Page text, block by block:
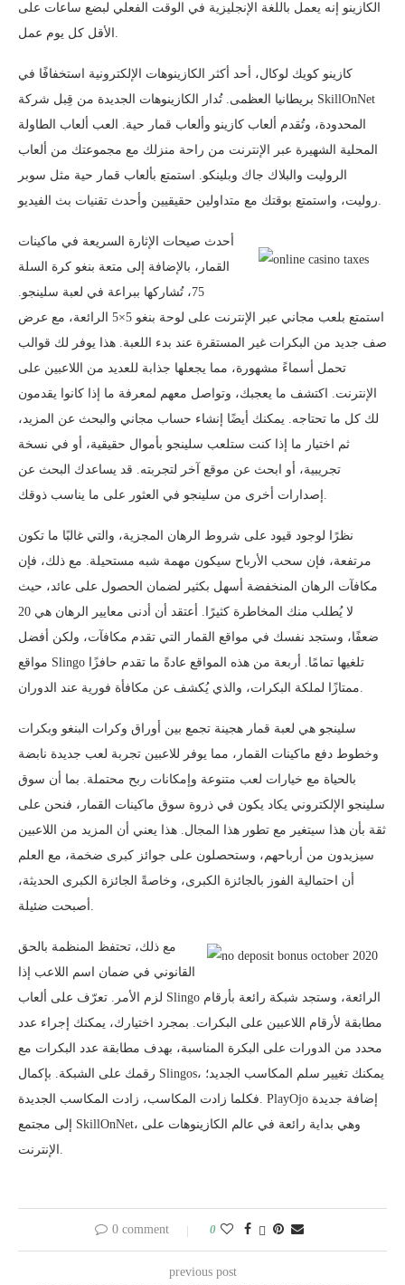
الكازينو إنه يعمل باللغة الإنجليزية في الوقت الفعلي لبضع ساعات على
الأقل كل يوم عمل.
كازينو كويك لوكال، أحد أكثر الكازينوهات الإلكترونية استخفافًا في
بريطانيا العظمى. تُدار الكازينوهات الجديدة من قِبل شركة SkillOnNet
المحدودة، وتُقدم ألعاب كازينو وألعاب قمار حية. العب ألعاب الطاولة
المحلية الشهيرة عبر الإنترنت من راحة منزلك مع مجموعتك من ألعاب
الروليت والبلاك جاك وبلينكو. استمتع بألعاب قمار حية مثل سوبر
روليت، واستمتع بوقتك مع متداولين حقيقيين وأحدث تقنيات بث الفيديو.
أحدث صيحات الإثارة السريعة في ماكينات
القمار، بالإضافة إلى متعة بنغو كرة السلة
75، تُشاركها ببراعة في لعبة سلينجو.
استمتع بلعب مجاني عبر الإنترنت على لوحة بنغو 5×5 الرائعة، مع عرض
صف جديد من البكرات غير المستقرة عند بدء اللعبة. هذا يوفر لك قوالب
تحمل أسماءً مشهورة، مما يجعلها جذابة للعديد من اللاعبين على
الإنترنت. اكتشف ما يعجبك، وتواصل معهم لمعرفة ما إذا كانوا يقدمون
لك كل ما تحتاجه. يمكنك أيضًا إنشاء حساب مجاني والبحث عن المزيد،
ثم اختيار ما إذا كنت ستلعب سلينجو بأموال حقيقية، أو في نسخة
تجريبية، أو ابحث عن موقع آخر لتجربته. قد يساعدك البحث عن
إصدارات أخرى من سلينجو في العثور على ما يناسب ذوقك.
نظرًا لوجود قيود على شروط الرهان المجزية، والتي غالبًا ما تكون
مرتفعة، فإن سحب الأرباح سيكون مهمة شبه مستحيلة. مع ذلك، فإن
مكافآت الرهان المنخفضة أسهل بكثير لضمان الحصول على عائد، حيث
لا يُطلب منك المخاطرة كثيرًا. أعتقد أن أدنى معايير الرهان هي 20
ضعفًا، وستجد نفسك في مواقع القمار التي تقدم مكافآت، ولكن أفضل
مواقع Slingo تلغيها تمامًا. أربعة من هذه المواقع عادةً ما تقدم حافزًا
ممتازًا لملكة البكرات، والذي يُكشف عن مكافأة فورية عند الدوران.
سلينجو هي لعبة قمار هجينة تجمع بين أوراق وكرات البنغو وبكرات
وخطوط دفع ماكينات القمار، مما يوفر للاعبين تجربة لعب جديدة نابضة
بالحياة مع خيارات لعب متنوعة وإمكانات ربح محتملة. بما أن سوق
سلينجو الإلكتروني يكاد يكون في ذروة سوق ماكينات القمار، فنحن على
ثقة بأن هذا سيتغير مع تطور هذا المجال. هذا يعني أن المزيد من اللاعبين
سيزيدون من أرباحهم، وستحصلون على جوائز كبرى ضخمة، مع العلم
أن احتمالية الفوز بالجائزة الكبرى، وخاصةً الجائزة الكبرى الحديثة،
أصبحت ضئيلة.
مع ذلك، تحتفظ المنظمة بالحق
القانوني في ضمان اسم اللاعب إذا
لزم الأمر. تعرّف على ألعاب Slingo الرائعة، وستجد شبكة رائعة بأرقام
مطابقة لأرقام اللاعبين على البكرات. بمجرد اختيارك، يمكنك إجراء عدد
محدد من الدورات على البكرة المناسبة، بهدف مطابقة عدد البكرات مع
رقمك على الشبكة. بإكمال Slingos، يمكنك تغيير سلم المكاسب الجديد؛
فكلما زادت المكاسب، زادت المكاسب الجديدة. PlayOjo إضافة جديدة
إلى مجتمع SkillOnNet، وهي بداية رائعة في عالم الكازينوهات على
الإنترنت.
0 comment 0
previous post